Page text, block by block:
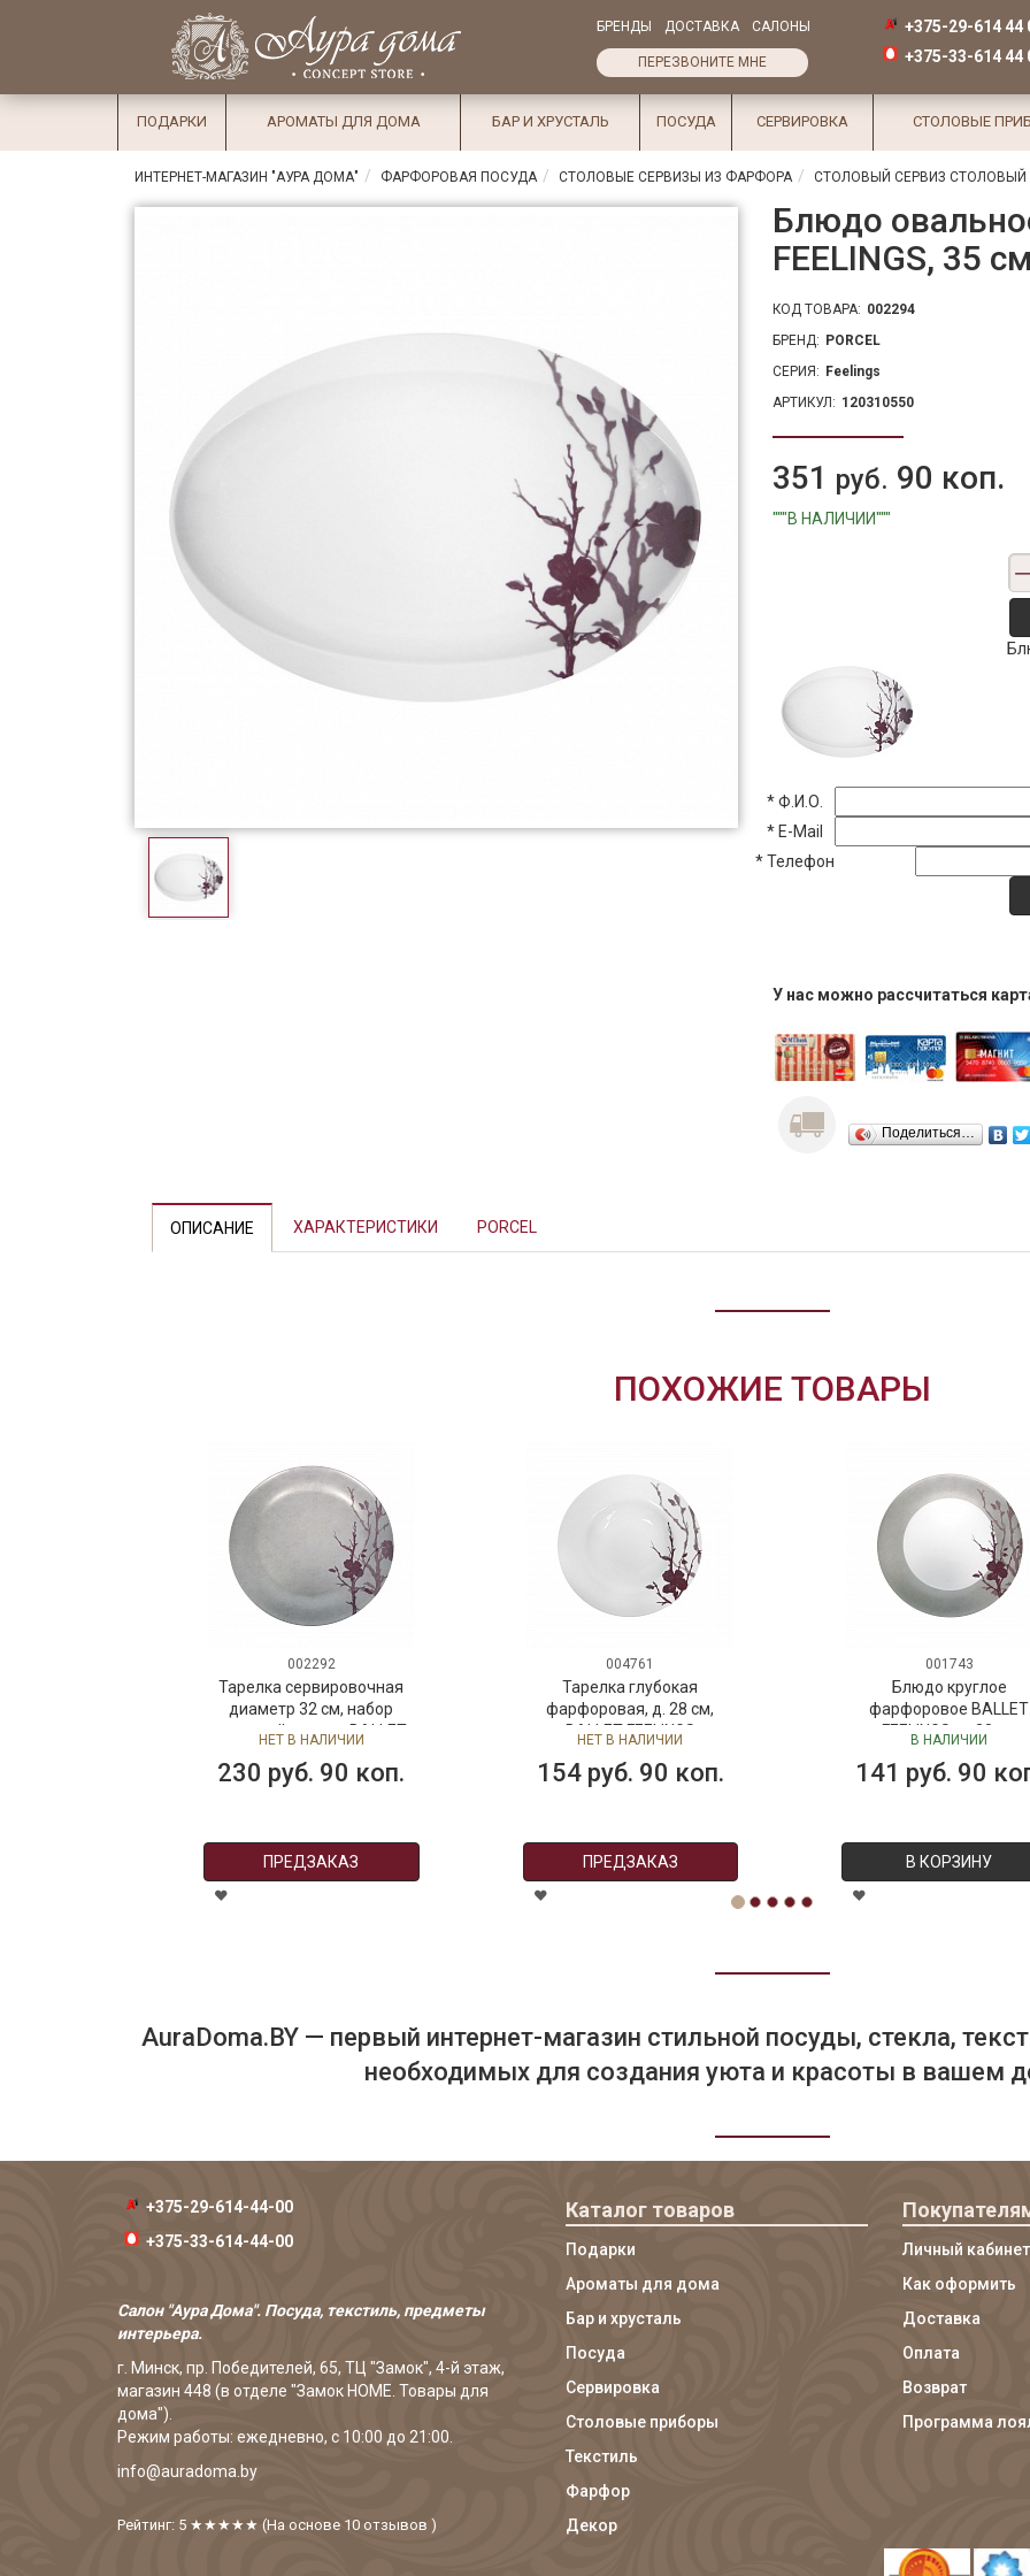
Избранное
×
СалоныДоставка
Оплата
Подарки
Ароматы
для дома
БРЕНДЫ ДОСТАВКА САЛОНЫ
ПЕРЕЗВОНИТЕ МНЕ
+375-29-614 44
+375-33-614 44
ПОДАРКИ АРОМАТЫ ДЛЯ ДОМА БАР И ХРУСТАЛЬ ПОСУДА СЕРВИРОВКА СТОЛОВЫЕ
ИНТЕРНЕТ-МАГАЗИН "АУРА ДОМА" ФАРФОРОВАЯ ПОСУДА СТОЛОВЫЕ СЕРВИЗЫ ИЗ ФАРФОРА СТОЛОВЫЙ СЕРВИЗ СТОЛОВЫЙ
Блюдо
FEELINGS, 35
КОД ТОВАРА: 002294
БРЕНД: PORCEL
СЕРИЯ: Feelings
АРТИКУЛ: 120310550
351 руб. 90 коп.
"""В НАЛИЧИИ"""
*Ф.И.О.
* E-Mail
*Телефон
У нас можно рассчитаться
Поделиться…
ОПИСАНИЕ ХАРАКТЕРИСТИКИ PORCEL
ПОХОЖИЕ ТОВАРЫ
002292
Тарелка сервировочная
диаметр 32 см, набор
столовой посуды BALLET
НЕТ В НАЛИЧИИ
230 руб. 90 коп.
ПРЕДЗАКАЗ
004761
Тарелка глубокая
фарфоровая, д. 28 см,
BALLET FEELINGS
НЕТ В НАЛИЧИИ
154 руб. 90 коп.
ПРЕДЗАКАЗ
001743
Блюдо круглое
фарфоровое BALLET
FEELINGS, д. 28 см
В НАЛИЧИИ
141 руб. 90 коп.
В КОРЗИНУ
AuraDoma.BY — первый интернет-магазин стильной посуды, стекла,
необходимых для создания уюта и красоты в вашем
+375-29-614-44-00
+375-33-614-44-00
Салон "Аура Дома". Посуда, текстиль, предметы
интерьера.
г. Минск, пр. Победителей, 65, ТЦ "Замок", 4-й этаж,
магазин 448 (в отделе "Замок HOME. Товары для
дома").
Режим работы: ежедневно, с 10:00 до 21:00.
info@auradoma.by
Рейтинг: 5 ★★★★★ (На основе 10 отзывов )
Каталог товаров
Подарки
Ароматы для дома
Бар и хрусталь
Посуда
Сервировка
Столовые приборы
Текстиль
Фарфор
Декор
Личный кабинет
Как оформить
Доставка
Оплата
Возврат
Программа